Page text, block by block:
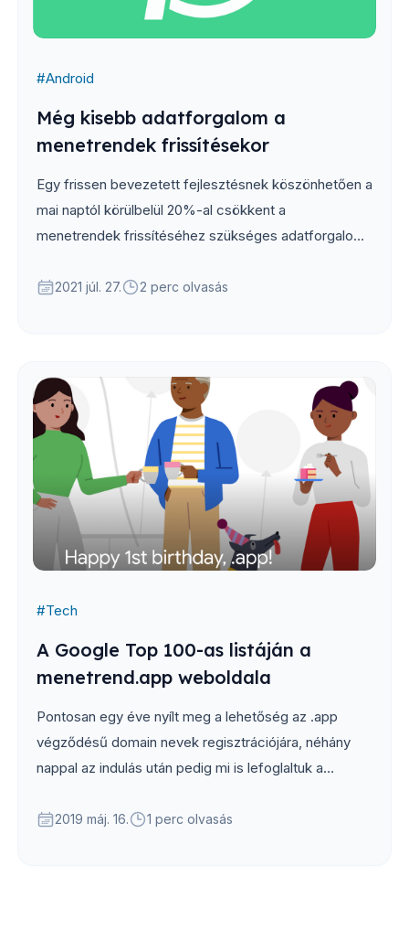
#Android
Még kisebb adatforgalom a
menetrendek frissítésekor
Egy frissen bevezetett fejlesztésnek köszönhetően a
mai naptól körülbelül 20%-al csökkent a
menetrendek frissítéséhez szükséges adatforgalom,
alkalmanként már csak kb. 750 kB adat letöltésével
2021 júl. 27. 2 perc olvasás
#Tech
A Google Top 100-as listáján a
menetrend.app weboldala
Pontosan egy éve nyílt meg a lehetőség az .app
végződésű domain nevek regisztrációjára, néhány
nappal az indulás után pedig mi is lefoglaltuk a
weboldalunkat a korábbi menetrendapp.hu címről az
2019 máj. 16. 1 perc olvasás